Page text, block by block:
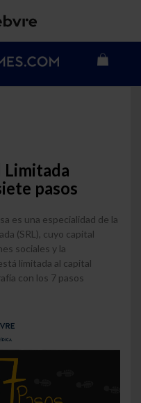
Limitada
pasos
es una especialidad de la
(SRL), cuyo capital
sociales y la
limitada al capital
con los 7 pasos